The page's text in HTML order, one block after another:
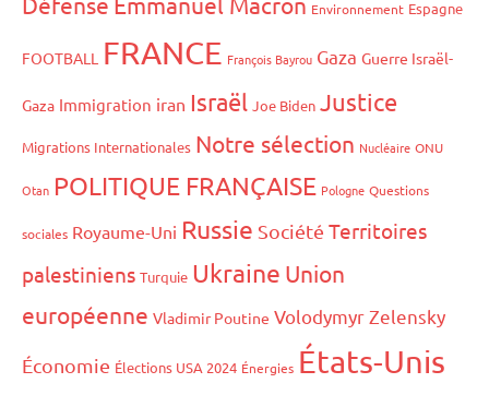
Environnement Espagne
FOOTBALL FRANCE François Bayrou Gaza Guerre Israël-
Gaza Immigration iran Israël Joe Biden Justice
Migrations Internationales Notre sélection Nucléaire ONU
Otan POLITIQUE FRANÇAISE Pologne Questions
sociales Royaume-Uni Russie Société Territoires
palestiniens Turquie Ukraine Union
européenne Vladimir Poutine Volodymyr Zelensky
Économie Élections USA 2024 Énergies États-Unis